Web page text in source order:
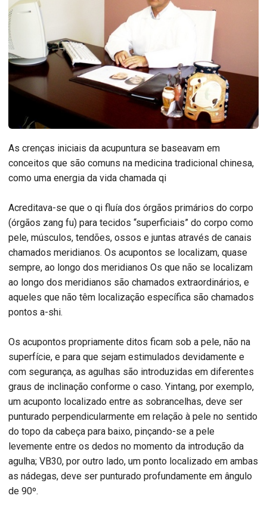
As crenças iniciais da acupuntura se baseavam em
conceitos que são comuns na medicina tradicional chinesa,
como uma energia da vida chamada qi
Acreditava-se que o qi fluía dos órgãos primários do corpo
(órgãos zang fu) para tecidos “superficiais” do corpo como
pele, músculos, tendões, ossos e juntas através de canais
chamados meridianos. Os acupontos se localizam, quase
sempre, ao longo dos meridianos Os que não se localizam
ao longo dos meridianos são chamados extraordinários, e
aqueles que não têm localização específica são chamados
pontos a-shi.
Os acupontos propriamente ditos ficam sob a pele, não na
superfície, e para que sejam estimulados devidamente e
com segurança, as agulhas são introduzidas em diferentes
graus de inclinação conforme o caso. Yintang, por exemplo,
um acuponto localizado entre as sobrancelhas, deve ser
punturado perpendicularmente em relação à pele no sentido
do topo da cabeça para baixo, pinçando-se a pele
levemente entre os dedos no momento da introdução da
agulha; VB30, por outro lado, um ponto localizado em ambas
as nádegas, deve ser punturado profundamente em ângulo
de 90º.